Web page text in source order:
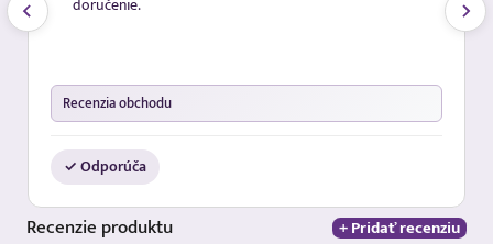
doručenie.
Recenzia obchodu
✓ Odporúča
Recenzie produktu
+ Pridať recenziu